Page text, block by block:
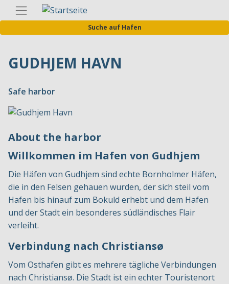
Direkt
zum
Inhalt
Suche auf Hafen
GUDHJEM HAVN
Safe harbor
About the harbor
Willkommen im Hafen von Gudhjem
Die Häfen von Gudhjem sind echte Bornholmer Häfen,
die in den Felsen gehauen wurden, der sich steil vom
Hafen bis hinauf zum Bokuld erhebt und dem Hafen
und der Stadt ein besonderes südländisches Flair
verleiht.
Verbindung nach Christiansø
Vom Osthafen gibt es mehrere tägliche Verbindungen
nach Christiansø. Die Stadt ist ein echter Touristenort